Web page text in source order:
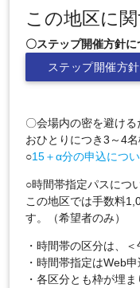
この地区に
〇ステップ開催方針に
ステップ開催方針
〇会場内の密を避け
おひとりにつき3～4
○15＋α分の申込につ
○時間帯指定パスにつ
この地区では手数料
す。（希望者のみ）
・時間帯の区分は、
・時間帯指定はWeb
・各区分とも枠が埋